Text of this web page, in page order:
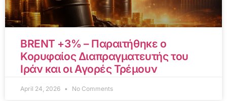
BRENT +3% – Παραιτήθηκε ο
Κορυφαίος Διαπραγματευτής του
Ιράν και οι Αγορές Τρέμουν
April 24, 2026 No Comments